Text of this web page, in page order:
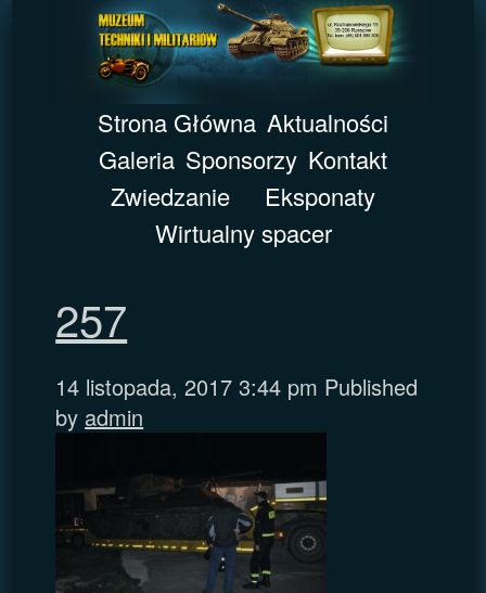
Strona Główna Aktualności
Galeria Sponsorzy Kontakt
Zwiedzanie
Eksponaty
Wirtualny spacer
257
14 listopada, 2017 3:44 pm Published
by admin